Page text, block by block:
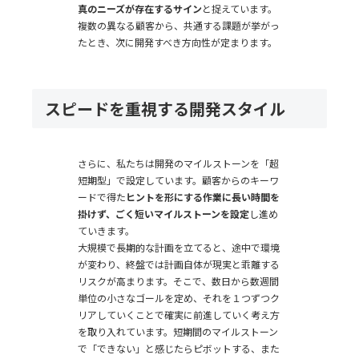
真のニーズが存在するサインと捉えています。
複数の異なる顧客から、共通する課題が挙がっ
たとき、次に開発すべき方向性が定まります。
スピードを重視する開発スタイル
さらに、私たちは開発のマイルストーンを「超
短期型」で設定しています。顧客からのキーワ
ードで得たヒントを形にする作業に長い時間を
掛けず、ごく短いマイルストーンを設定し進め
ていきます。
大規模で長期的な計画を立てると、途中で環境
が変わり、終盤では計画自体が現実と乖離する
リスクが高まります。そこで、数日から数週間
単位の小さなゴールを定め、それを１つずつク
リアしていくことで確実に前進していく考え方
を取り入れています。短期間のマイルストーン
で「できない」と感じたらピボットする、また